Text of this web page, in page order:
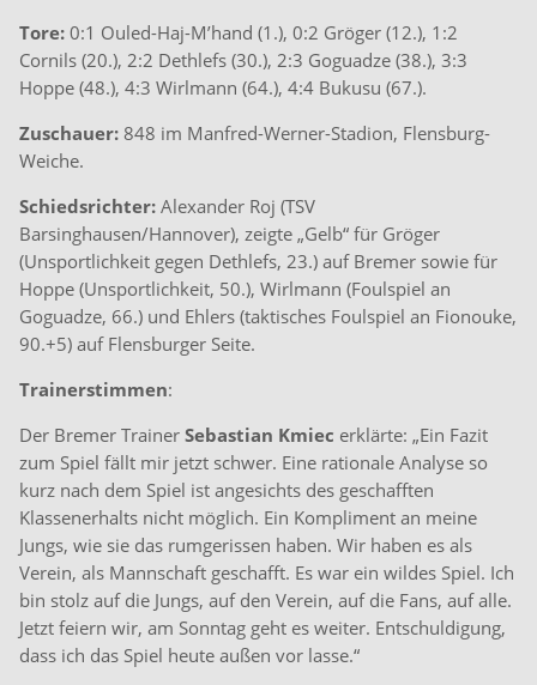
Tore: 0:1 Ouled-Haj-M’hand (1.), 0:2 Gröger (12.), 1:2
Cornils (20.), 2:2 Dethlefs (30.), 2:3 Goguadze (38.), 3:3
Hoppe (48.), 4:3 Wirlmann (64.), 4:4 Bukusu (67.).
Zuschauer: 848 im Manfred-Werner-Stadion, Flensburg-
Weiche.
Schiedsrichter: Alexander Roj (TSV
Barsinghausen/Hannover), zeigte „Gelb“ für Gröger
(Unsportlichkeit gegen Dethlefs, 23.) auf Bremer sowie für
Hoppe (Unsportlichkeit, 50.), Wirlmann (Foulspiel an
Goguadze, 66.) und Ehlers (taktisches Foulspiel an Fionouke,
90.+5) auf Flensburger Seite.
Trainerstimmen:
Der Bremer Trainer Sebastian Kmiec erklärte: „Ein Fazit
zum Spiel fällt mir jetzt schwer. Eine rationale Analyse so
kurz nach dem Spiel ist angesichts des geschafften
Klassenerhalts nicht möglich. Ein Kompliment an meine
Jungs, wie sie das rumgerissen haben. Wir haben es als
Verein, als Mannschaft geschafft. Es war ein wildes Spiel. Ich
bin stolz auf die Jungs, auf den Verein, auf die Fans, auf alle.
Jetzt feiern wir, am Sonntag geht es weiter. Entschuldigung,
dass ich das Spiel heute außen vor lasse.“